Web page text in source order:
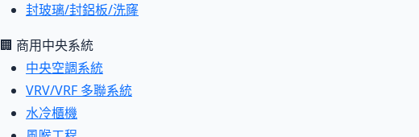
封玻璃/封鋁板/洗窿
🏢 商用中央系統
中央空調系統
VRV/VRF 多聯系統
水冷櫃機